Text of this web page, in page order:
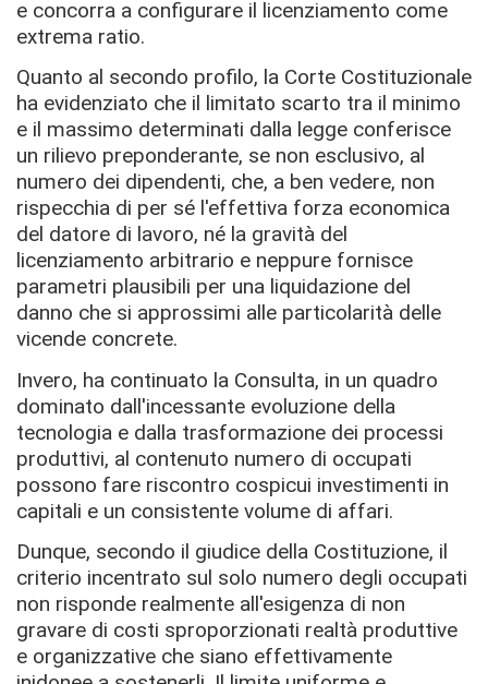
e concorra a configurare il licenziamento come
extrema ratio.
Quanto al secondo profilo, la Corte Costituzionale
ha evidenziato che il limitato scarto tra il minimo
e il massimo determinati dalla legge conferisce
un rilievo preponderante, se non esclusivo, al
numero dei dipendenti, che, a ben vedere, non
rispecchia di per sé l'effettiva forza economica
del datore di lavoro, né la gravità del
licenziamento arbitrario e neppure fornisce
parametri plausibili per una liquidazione del
danno che si approssimi alle particolarità delle
vicende concrete.
Invero, ha continuato la Consulta, in un quadro
dominato dall'incessante evoluzione della
tecnologia e dalla trasformazione dei processi
produttivi, al contenuto numero di occupati
possono fare riscontro cospicui investimenti in
capitali e un consistente volume di affari.
Dunque, secondo il giudice della Costituzione, il
criterio incentrato sul solo numero degli occupati
non risponde realmente all'esigenza di non
gravare di costi sproporzionati realtà produttive
e organizzative che siano effettivamente